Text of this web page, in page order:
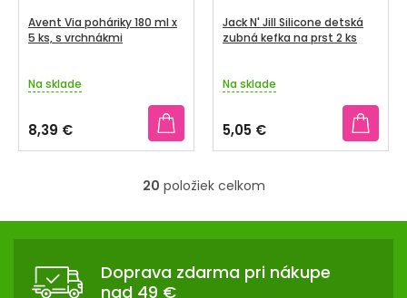
Avent Via poháriky 180 ml x
5 ks, s vrchnákmi
Na sklade
8,39 €
Jack N' Jill Silicone detská
zubná kefka na prst 2 ks
Na sklade
5,05 €
O
v
l
d
20 položiek celkom
Doprava zdarma pri nákupe
nad 49 €